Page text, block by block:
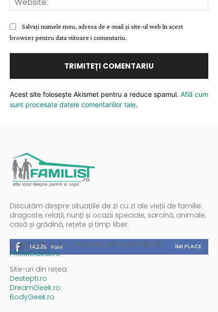
Salvați numele meu, adresa de e-mail și site-ul web în acest
browser pentru data viitoare i comentariu.
Acest site folosește Akismet pentru a reduce spamul. Află cum
sunt procesate datele comentariilor tale.
Discutăm despre situațiile de zi cu zi ale vieții de familie:
dragoste, relații, nunți și ocazii speciale, sarcină, animale,
casă și grădină, rețete și timp liber.
14,235 Fani ÎMI PLACE
Spații publicitare / reclamă administrată de
PROMOdesk.ro
Site-uri din rețea:
Destepti.ro
DreamGeek.ro
BodyGeek.ro